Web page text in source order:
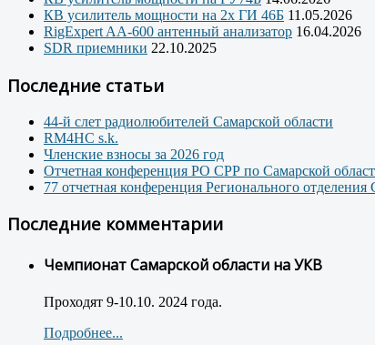
КВ усилитель мощности на 2х ГИ 46Б 11.05.2026
RigExpert AA-600 антенный анализатор 16.04.2026
SDR приемники 22.10.2025
Последние статьи
44-й слет радиолюбителей Самарской области
RM4HC s.k.
Членские взносы за 2026 год
Отчетная конференция РО СРР по Самарской
77 отчетная конференция Регионального
Последние комментарии
Чемпионат Самарской области на УКВ
Проходят 9-10.10. 2024 года.
Подробнее...